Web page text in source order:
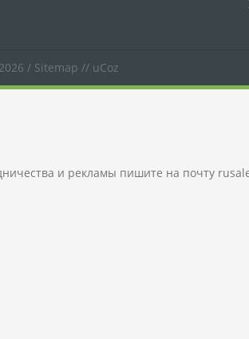
/ Sitemap // uCoz
и рекламы пишите на почту